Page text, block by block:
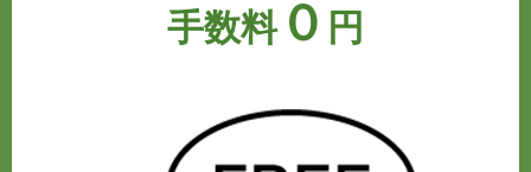
手数料０ 円